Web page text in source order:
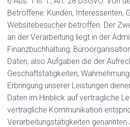
Betroffene: Kunden, Interessenten,
Websitebesucher betroffen. Der
an der Verarbeitung liegt in der
Finanzbuchhaltung,
Daten, also Aufgaben die der
Geschäftstätigkeiten,
Erbringung unserer Leistungen
Daten im Hinblick auf vertragliche
vertragliche Kommunikation
Verarbeitungstätigkeiten genannten